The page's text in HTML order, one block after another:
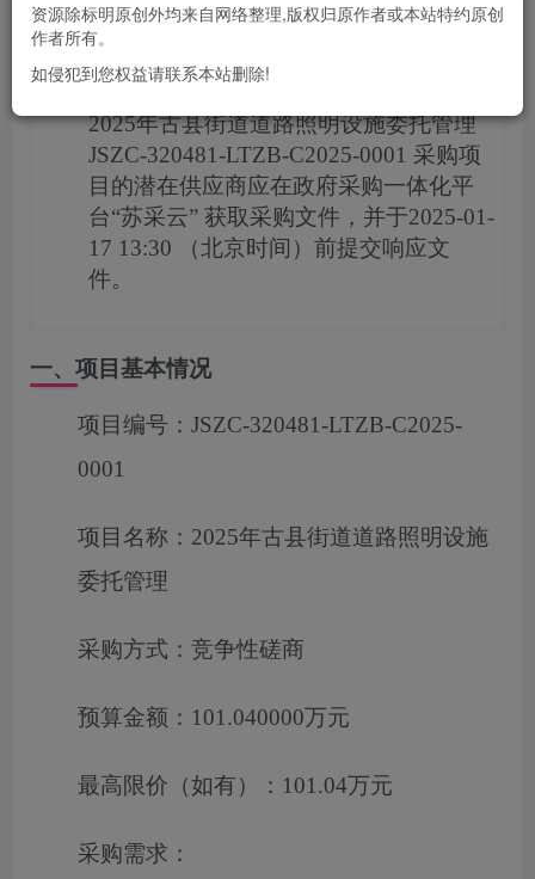
项目概况
2025年古县街道道路照明设施委托管理
JSZC-320481-LTZB-C2025-0001 采购项
目的潜在供应商应在政府采购一体化平
台“苏采云” 获取采购文件，并于2025-01-
17 13:30 （北京时间）前提交响应文
件。
一、项目基本情况
项目编号： JSZC-320481-LTZB-C2025-
0001
项目名称： 2025年古县街道道路照明设施
委托管理
采购方式： 竞争性磋商
预算金额： 101.040000万元
最高限价（如有）： 101.04万元
采购需求：
资源除标明原创外均来自网络整理,版权归原作者或本站特约原创
作者所有。
如侵犯到您权益请联系本站删除!